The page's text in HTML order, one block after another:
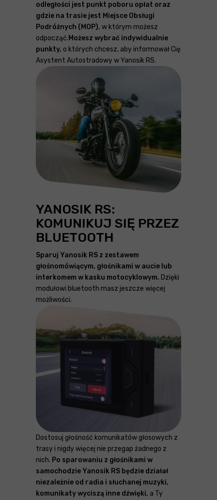
odległości jest punkt poboru opłat oraz
gdzie na trasie jest Miejsce Obsługi
Podróżnych (MOP), w którym możesz
odpocząć. Możesz wybrać indywidualnie
punkty, o których chcesz, aby informował Cię
Asystent Autostradowy w Yanosik RS.
YANOSIK RS:
KOMUNIKUJ SIĘ PRZEZ
BLUETOOTH
Sparuj Yanosik RS z zestawem
głośnomówiącym, głośnikami w aucie lub
interkomem w kasku motocyklowym. Dzięki
modułowi bluetooth masz jeszcze więcej
możliwości.
Dostosuj głośność komunikatów głosowych z
trasy i nigdy więcej nie przegap żadnego z
nich. Po sparowaniu z głośnikami w
samochodzie Yanosik RS będzie działał
niezależnie od radia i słuchanej muzyki,
komunikaty wyciszą inne dźwięki, a Ty